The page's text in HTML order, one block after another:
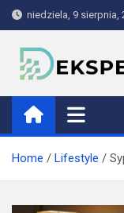
Skip
to
content
niedziela, 9 sierpnia,
ekspert-
Home Lifestyle